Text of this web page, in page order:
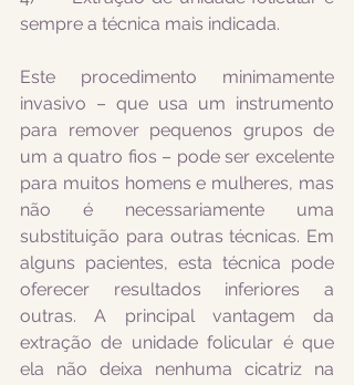
sempre a técnica mais indicada.
Este procedimento minimamente
invasivo – que usa um instrumento
para remover pequenos grupos de
um a quatro fios – pode ser excelente
para muitos homens e mulheres, mas
não é necessariamente uma
substituição para outras técnicas. Em
alguns pacientes, esta técnica pode
oferecer resultados inferiores a
outras. A principal vantagem da
extração de unidade folicular é que
ela não deixa nenhuma cicatriz na